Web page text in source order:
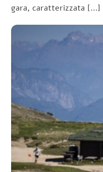
gara, caratterizzata […]